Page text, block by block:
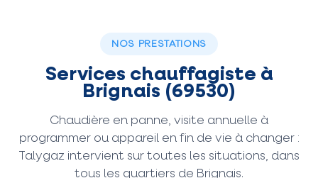
NOS PRESTATIONS
Services chauffagiste à
Brignais (69530)
Chaudière en panne, visite annuelle à
programmer ou appareil en fin de vie à changer :
Talygaz intervient sur toutes les situations, dans
tous les quartiers de Brignais.